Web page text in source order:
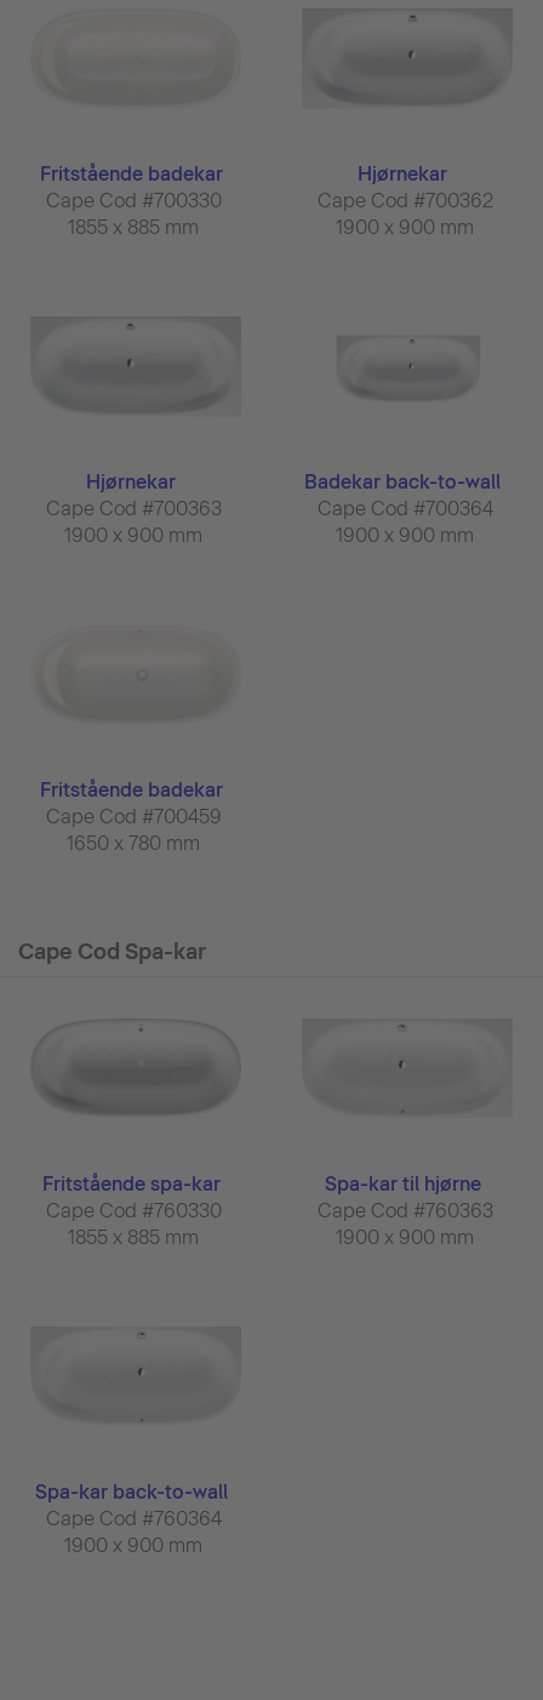
Fritstående badekar
Cape Cod #700330
1855 x 885 mm
Hjørnekar
Cape Cod #700362
1900 x 900 mm
Hjørnekar
Cape Cod #700363
1900 x 900 mm
Badekar back-to-wall
Cape Cod #700364
1900 x 900 mm
Fritstående badekar
Cape Cod #700459
1650 x 780 mm
Cape Cod Spa-kar
Fritstående spa-kar
Cape Cod #760330
1855 x 885 mm
Spa-kar til hjørne
Cape Cod #760363
1900 x 900 mm
Spa-kar back-to-wall
Cape Cod #760364
1900 x 900 mm